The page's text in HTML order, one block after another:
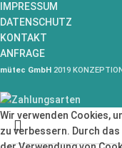
IMPRESSUM
DATENSCHUTZ
KONTAKT
ANFRAGE
mütec GmbH 2019
Wir verwenden Cookies,
zu verbessern. Durch